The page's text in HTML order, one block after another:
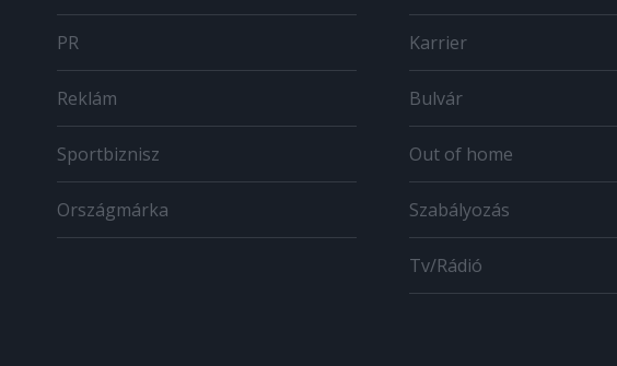
PR
Reklám
Sportbiznisz
Országmárka
Karrier
Bulvár
Out of home
Szabályozás
Tv/Rádió